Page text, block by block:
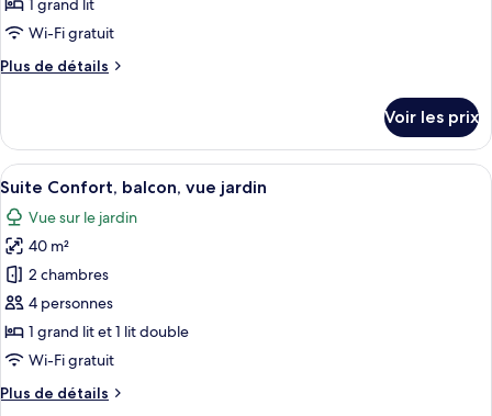
de
chambre :
Chambre
vue
jardin
1 grand lit
Wi-Fi gratuit
Plus de détails
Plus
le
type
de
chambre
Chambre
Double
Deluxe,
vue
jardin
Voir les prix
Afficher
toutes
les
photos
pour
ce
type
de
chambre :
Suite
Une chambre à coucher
6
Suite Confort, balcon, vue jardin
Vue sur le jardin
40 m²
2 chambres
4 personnes
1 grand lit et 1 lit double
Wi-Fi gratuit
Plus de détails
Plus